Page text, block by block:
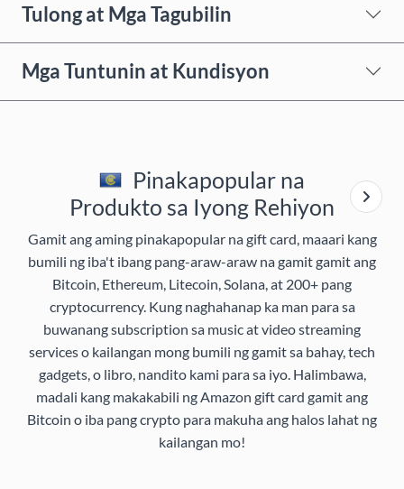
Tulong at Mga Tagubilin
Mga Tuntunin at Kundisyon
Pinakapopular na
Produkto sa Iyong Rehiyon
Gamit ang aming pinakapopular na gift card, maaari kang
bumili ng iba't ibang pang-araw-araw na gamit gamit ang
Bitcoin, Ethereum, Litecoin, Solana, at 200+ pang
cryptocurrency. Kung naghahanap ka man para sa
buwanang subscription sa music at video streaming
services o kailangan mong bumili ng gamit sa bahay, tech
gadgets, o libro, nandito kami para sa iyo. Halimbawa,
madali kang makakabili ng Amazon gift card gamit ang
Bitcoin o iba pang crypto para makuha ang halos lahat ng
kailangan mo!